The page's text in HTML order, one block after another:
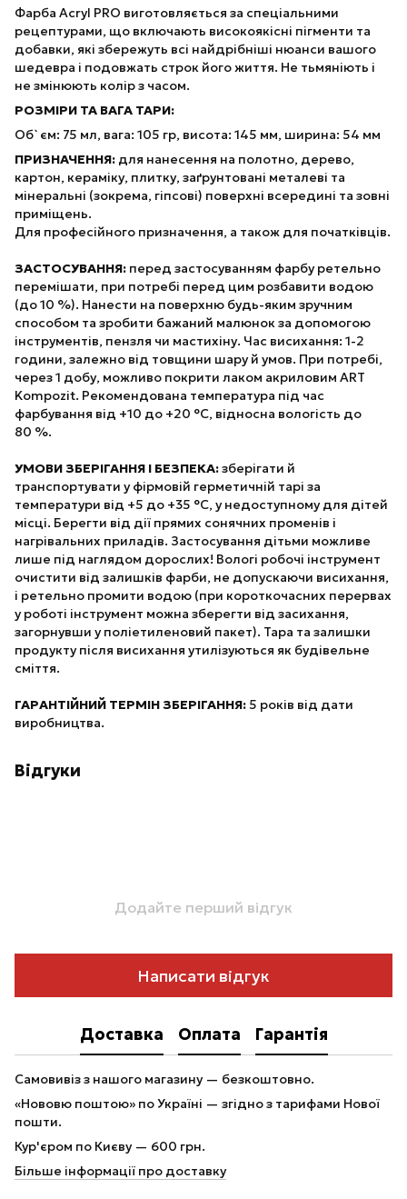
Фарба Acryl PRO виготовляється за спеціальними
рецептурами, що включають високоякісні пігменти та
добавки, які збережуть всі найдрібніші нюанси вашого
шедевра і подовжать строк його життя. Не тьмяніють і
не змінюють колір з часом.
РОЗМІРИ ТА ВАГА ТАРИ:
Об`єм: 75 мл, вага: 105 гр, висота: 145 мм, ширина: 54 мм
ПРИЗНАЧЕННЯ: для нанесення на полотно, дерево,
картон, кераміку, плитку, заґрунтовані металеві та
мінеральні (зокрема, гіпсові) поверхні всередині та зовні
приміщень.
Для професійного призначення, а також для початківців.
ЗАСТОСУВАННЯ: перед застосуванням фарбу ретельно
перемішати, при потребі перед цим розбавити водою
(до 10 %). Нанести на поверхню будь-яким зручним
способом та зробити бажаний малюнок за допомогою
інструментів, пензля чи мастихіну. Час висихання: 1-2
години, залежно від товщини шару й умов. При потребі,
через 1 добу, можливо покрити лаком акриловим ART
Kompozit. Рекомендована температура під час
фарбування від +10 до +20 °С, відносна вологість до
80 %.
УМОВИ ЗБЕРІГАННЯ І БЕЗПЕКА:зберігати й
транспортувати у фірмовій герметичній тарі за
температури від +5 до +35 °С, у недоступному для дітей
місці. Берегти від дії прямих сонячних променів і
нагрівальних приладів. Застосування дітьми можливе
лише під наглядом дорослих! Вологі робочі інструмент
очистити від залишків фарби, не допускаючи висихання,
і ретельно промити водою (при короткочасних перервах
у роботі інструмент можна зберегти від засихання,
загорнувши у поліетиленовий пакет). Тара та залишки
продукту після висихання утилізуються як будівельне
сміття.
ГАРАНТІЙНИЙ ТЕРМІН ЗБЕРІГАННЯ: 5 років від дати
виробництва.
Відгуки
Додайте перший відгук
Написати відгук
Доставка Оплата Гарантія
Самовивіз з нашого магазину — безкоштовно.
«Нововю поштою» по Україні — згідно з тарифами Нової
пошти.
Кур'єром по Києву — 600 грн.
Більше інформації про доставку